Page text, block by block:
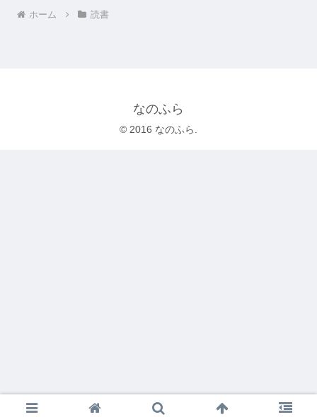
ホーム 読書
なのふら
© 2016 なのふら.